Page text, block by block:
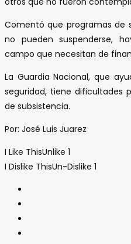
Comentó que programas de
no pueden suspenderse,
campo que necesitan de
La Guardia Nacional, que
seguridad, tiene dificultades
de subsistencia.
Por: José Luis Juarez
I Like ThisUnlike 1
I Dislike ThisUn-Dislike 1